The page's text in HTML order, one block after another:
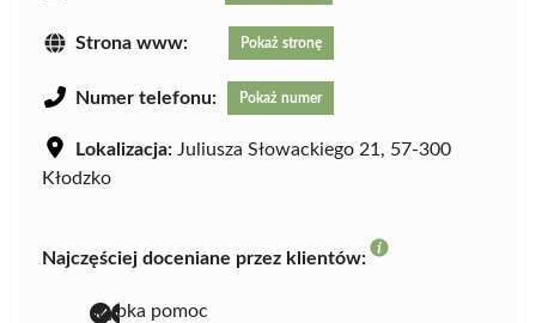
Strona www: Pokaż stronę
Numer telefonu: Pokaż numer
Lokalizacja: Juliusza Słowackiego 21, 57-300
Kłodzko
Najczęściej doceniane przez klientów:
szybka pomoc